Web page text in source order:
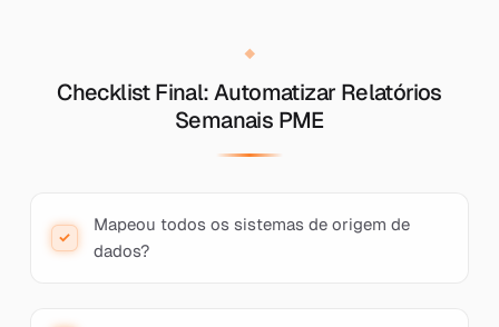
Checklist Final: Automatizar Relatórios
Semanais PME
Mapeou todos os sistemas de origem de
dados?